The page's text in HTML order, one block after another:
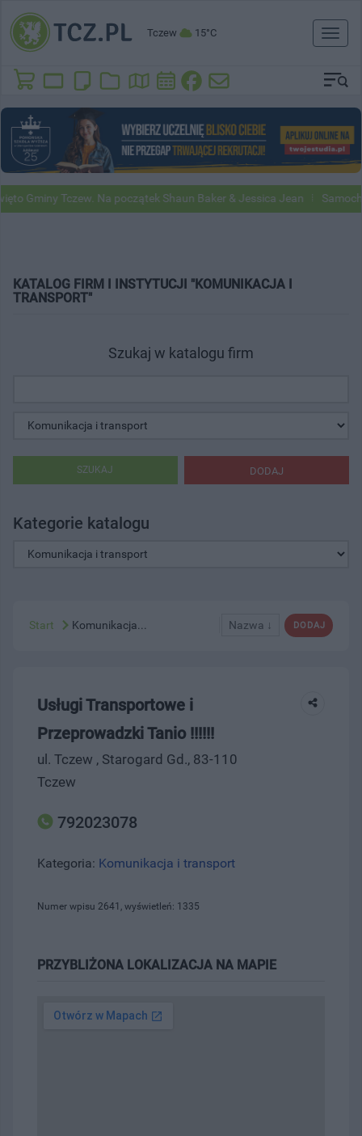
Tczew 15°C
Toggle
Gminy Tczew. Na początek Shaun Baker & Jessica Jean
KATALOG FIRM I INSTYTUCJI "KOMUNIKACJA I
TRANSPORT"
Szukaj w katalogu firm
DODAJ
SZUKAJ
Kategorie katalogu
DODAJ
Nazwa ↓
Start Komunikacja...
Usługi Transportowe i
Przeprowadzki Tanio !!!!!!
ul. Tczew , Starogard Gd., 83-110
Tczew
792023078
Kategoria: Komunikacja i transport
Numer wpisu 2641, wyświetleń: 1335
PRZYBLIŻONA LOKALIZACJA NA MAPIE